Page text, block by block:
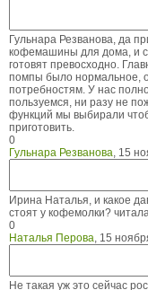
Гульнара Резванова, да
кофемашины для дома, и
готовят превосходно.
помпы было нормальное,
потребностям. У нас
пользуемся, ни разу не
функций мы выбирали
приготовить.
0
Гульнара Резванова, 15
Ирина Наталья, и какое
стоят у кофемолки?
0
Наталья Перова, 15
Не такая уж это сейчас